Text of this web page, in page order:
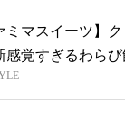
ミマスイーツ】
覚すぎるわらび